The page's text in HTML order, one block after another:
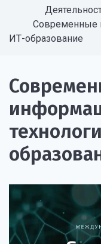
Современные
ИТ-образование